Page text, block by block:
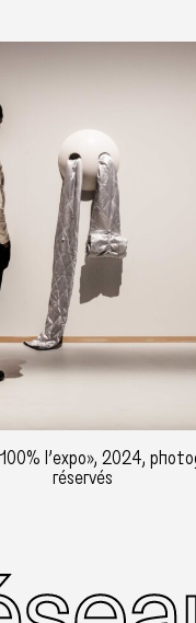
l’expo», 2024,
réservés